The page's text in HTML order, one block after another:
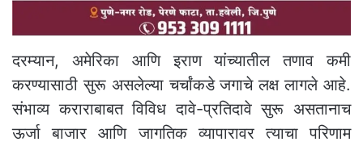
दरम्यान, अमेरिका आणि इराण यांच्यातील तणाव कमी
करण्यासाठी सुरू असलेल्या चर्चांकडे जगाचे लक्ष लागले आहे.
संभाव्य कराराबाबत विविध दावे-प्रतिदावे सुरू असतानाच
ऊर्जा बाजार आणि जागतिक व्यापारावर त्याचा परिणाम